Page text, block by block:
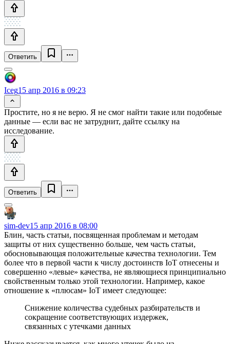
Ответить
Iceg15 апр 2016 в 09:23
Простите, но я не верю. Я не смог найти такие или подобные
данные — если вас не затруднит, дайте ссылку на
исследование.
Ответить
sim-dev15 апр 2016 в 08:00
Блин, часть статьи, посвященная проблемам и методам
защиты от них существенно больше, чем часть статьи,
обосновывающая положительные качества технологии. Тем
более что в первой части к числу достоинств IoT отнесены и
совершенно «левые» качества, не являющиеся принципиально
свойственным только этой технологии. Например, какое
отношение к «плюсам» IoT имеет следующее:
Снижение количества судебных разбирательств и
сокращение соответствующих издержек,
связанных с утечками данных